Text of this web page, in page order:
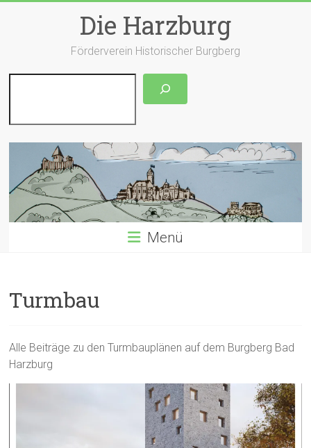
Die Harzburg
Förderverein Historischer Burgberg
Menü
Turmbau
Alle Beiträge zu den Turmbauplänen auf dem Burgberg Bad
Harzburg